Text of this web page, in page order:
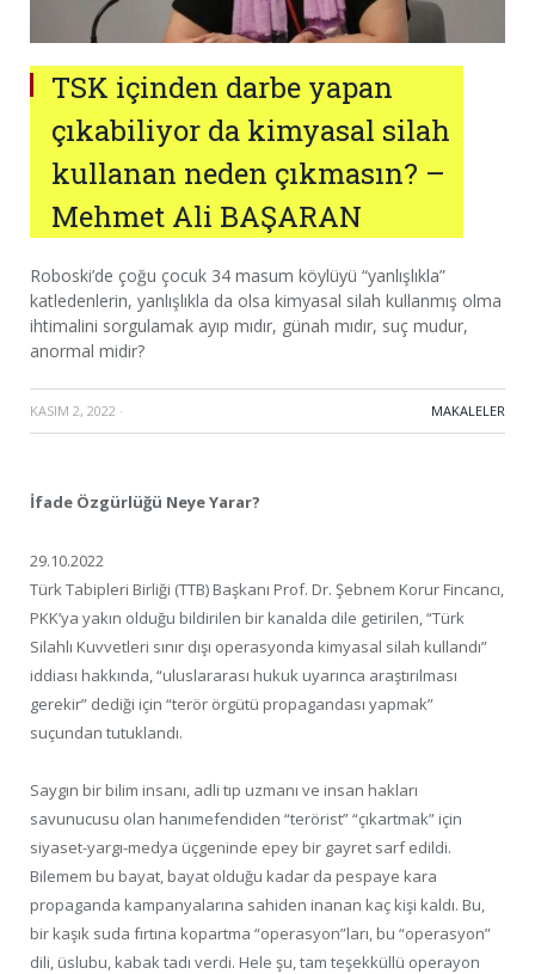
TSK içinden darbe yapan
çıkabiliyor da kimyasal silah
kullanan neden çıkmasın? –
Mehmet Ali BAŞARAN
Roboski’de çoğu çocuk 34 masum köylüyü “yanlışlıkla”
katledenlerin, yanlışlıkla da olsa kimyasal silah kullanmış olma
ihtimalini sorgulamak ayıp mıdır, günah mıdır, suç mudur,
anormal midir?
KASIM 2, 2022 · MAKALELER
İfade Özgürlüğü Neye Yarar?
29.10.2022
Türk Tabipleri Birliği (TTB) Başkanı Prof. Dr. Şebnem Korur Fincancı,
PKK’ya yakın olduğu bildirilen bir kanalda dile getirilen, “Türk
Silahlı Kuvvetleri sınır dışı operasyonda kimyasal silah kullandı”
iddiası hakkında, “uluslararası hukuk uyarınca araştırılması
gerekir” dediği için “terör örgütü propagandası yapmak”
suçundan tutuklandı.
Saygın bir bilim insanı, adli tıp uzmanı ve insan hakları
savunucusu olan hanımefendiden “terörist” “çıkartmak” için
siyaset-yargı-medya üçgeninde epey bir gayret sarf edildi.
Bilemem bu bayat, bayat olduğu kadar da pespaye kara
propaganda kampanyalarına sahiden inanan kaç kişi kaldı. Bu,
bir kaşık suda fırtına kopartma “operasyon”ları, bu “operasyon”
dili, üslubu, kabak tadı verdi. Hele şu, tam teşekküllü operayon